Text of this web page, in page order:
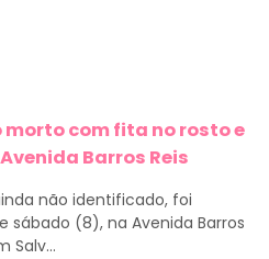
com fita no rosto e
Barros Reis
não identificado, foi
(8), na Avenida Barros
Salv...